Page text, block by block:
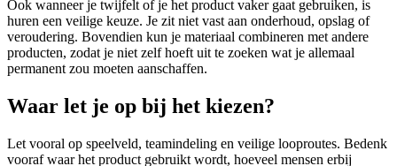
Ook wanneer je twijfelt of je het product vaker gaat gebruiken, is
huren een veilige keuze. Je zit niet vast aan onderhoud, opslag of
veroudering. Bovendien kun je materiaal combineren met andere
producten, zodat je niet zelf hoeft uit te zoeken wat je allemaal
permanent zou moeten aanschaffen.
Waar let je op bij het kiezen?
Let vooral op speelveld, teamindeling en veilige looproutes. Bedenk
vooraf waar het product gebruikt wordt, hoeveel mensen erbij